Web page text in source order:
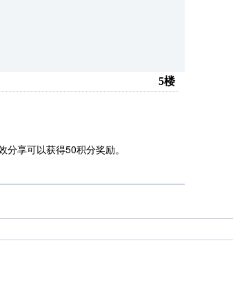
5楼
享可以获得50积分奖励。